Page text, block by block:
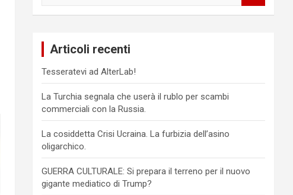
Articoli recenti
Tesseratevi ad AlterLab!
La Turchia segnala che userà il rublo per scambi
commerciali con la Russia.
La cosiddetta Crisi Ucraina. La furbizia dell’asino
oligarchico.
GUERRA CULTURALE: Si prepara il terreno per il nuovo
gigante mediatico di Trump?